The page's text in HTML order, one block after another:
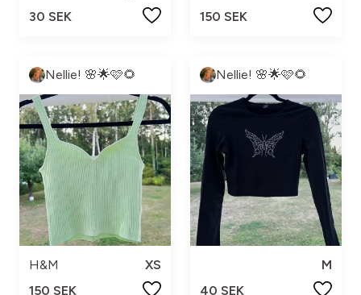
30 SEK
150 SEK
Nellie! 🌸🌟🩷🌻
H&M
XS
150 SEK
Nellie! 🌸🌟🩷🌻
M
40 SEK